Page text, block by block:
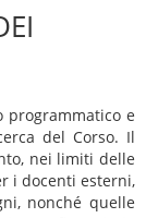
programmatico e
del Corso. Il
nei limiti delle
i docenti esterni,
nonché quelle